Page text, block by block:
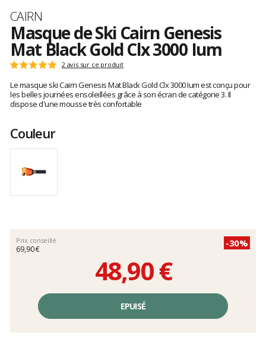
Marque
CAIRN
Masque de Ski Cairn Genesis
Mat Black Gold Clx 3000 Ium
Les
clients
Note
:
5
sur
2 avis sur ce produit
Le masque ski Cairn Genesis Mat Black Gold Clx 3000 Ium est conçu pour
les belles journées ensoleillées grâce à son écran de catégorie 3. Il
dispose d'une mousse très confortable
Couleur
Prix conseillé
69,90 €
-30%
48,90 €
unitaire,
EPUISÉ